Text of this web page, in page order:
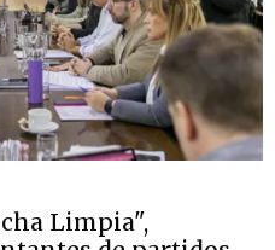
Limpia",